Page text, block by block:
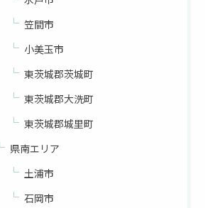
笠間市
小美玉市
東茨城郡茨城町
東茨城郡大洗町
東茨城郡城里町
県南エリア
土浦市
石岡市